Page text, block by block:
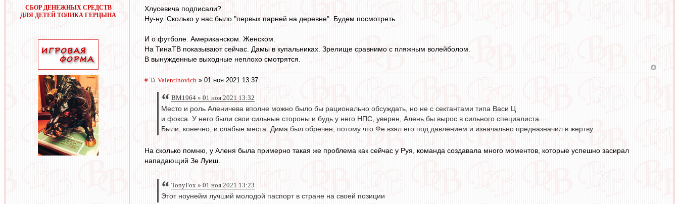
СБОР ДЕНЕЖНЫХ СРЕДСТВ
ДЛЯ ДЕТЕЙ ТОЛИКА ГЕРЦЫНА
Хлусевича подписали?
Ну-ну. Сколько у нас было "первых парней на деревне". Будем посмотреть.
И о футболе. Американском. Женском.
На ТинаТВ показывают сейчас. Дамы в купальниках. Зрелище сравнимо с пляжным волейболом.
В вынужденные выходные неплохо смотрятся.
# Valentinovich » 01 ноя 2021 13:37
BM1964 » 01 ноя 2021 13:32
Место и роль Аленичева вполне можно было бы рационально обсуждать, но не с сектантами типа Васи Ц
и фокса. У него были свои сильные стороны и будь у него НПС, уверен, Алень бы вырос в сильного специалиста.
Были, конечно, и слабые места. Дима был обречен, потому что Фе взял его под давлением и изначально предназначил в жертву.
На сколько помню, у Аленя была примерно такая же проблема как сейчас у Руя, команда создавала много моментов, которые успешно засирал
нападающий Зе Луиш.
TonyFox » 01 ноя 2021 13:23
Этот ноунейм лучший молодой паспорт в стране на своей позиции